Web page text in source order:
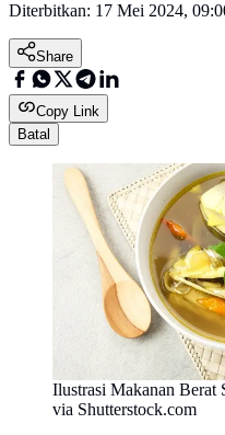
Diterbitkan: 17 Mei 2024,
Share
Copy Link
Batal
Ilustrasi Makanan Berat
via Shutterstock.com